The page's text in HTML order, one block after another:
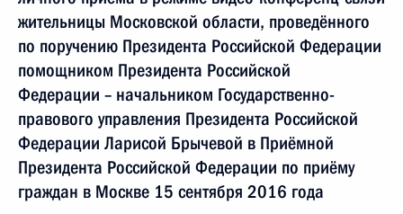
жительницы Московской области, проведённого
по поручению Президента Российской Федерации
помощником Президента Российской
Федерации – начальником Государственно-
правового управления Президента Российской
Федерации Ларисой Брычевой в Приёмной
Президента Российской Федерации по приёму
граждан в Москве 15 сентября 2016 года